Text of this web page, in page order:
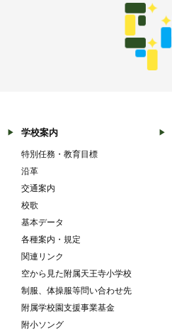
学校案内
特別任務・教育目標
沿革
交通案内
校歌
基本データ
各種案内・規定
関連リンク
空から見た附属天王寺小学校
制服、体操服等問い合わせ先
附属学校園支援事業基金
附小ソング